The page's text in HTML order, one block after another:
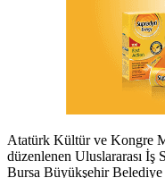
Atatürk Kültür ve Kongre
düzenlenen Uluslararası İş
Bursa Büyükşehir